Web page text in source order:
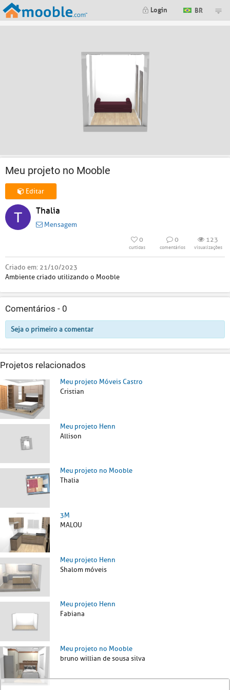
Login BR
Meu projeto no Mooble
Editar
Thalia
Mensagem
0
curtidas
0
comentários
123
visualizações
Criado em: 21/10/2023
Ambiente criado utilizando o Mooble
Comentários - 0
Seja o primeiro a comentar
Projetos relacionados
Meu projeto Móveis Castro
Cristian
Meu projeto Henn
Allison
Meu projeto no Mooble
Thalia
3M
MALOU
Meu projeto Henn
Shalom móveis
Meu projeto Henn
Fabiana
Meu projeto no Mooble
bruno willian de sousa silva